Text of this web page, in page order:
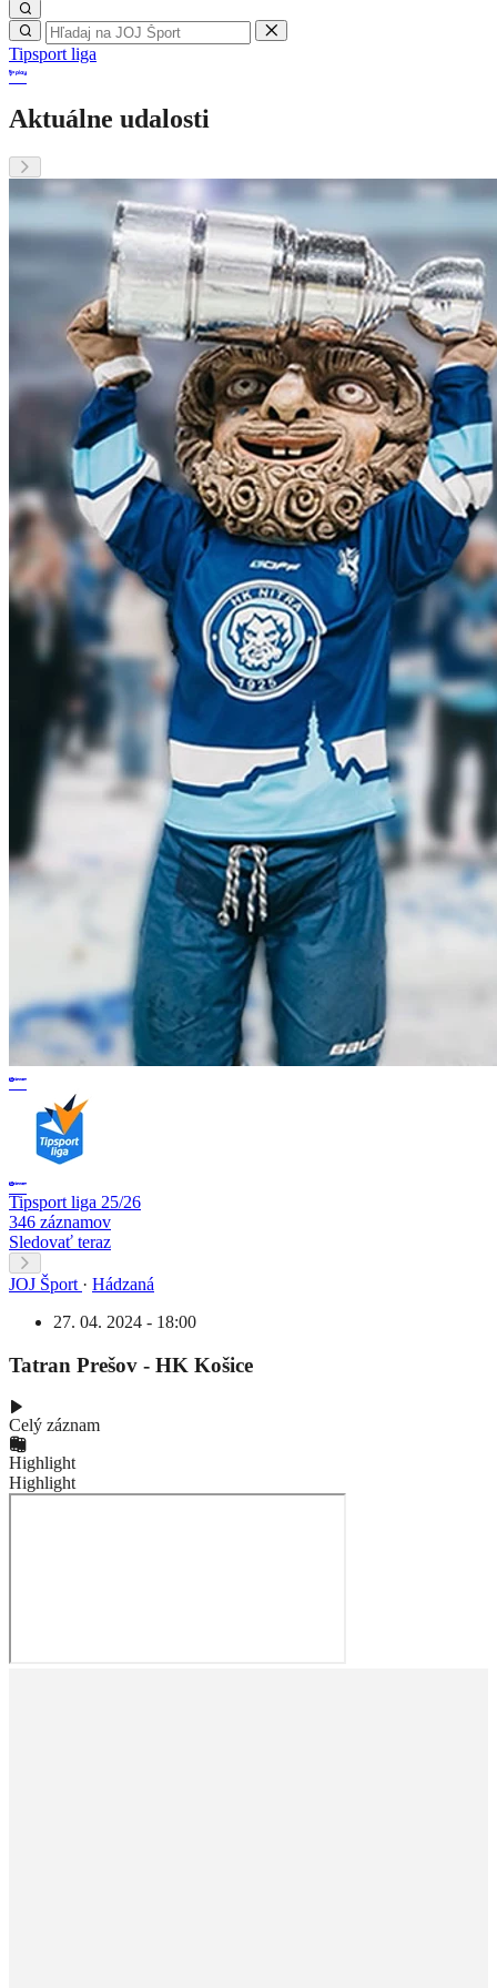
Tipsport liga
Aktuálne udalosti
Tipsport liga 25/26
346 záznamov
Sledovať teraz
JOJ Šport · Hádzaná
27. 04. 2024 - 18:00
Tatran Prešov - HK Košice
Celý záznam
Highlight
Highlight